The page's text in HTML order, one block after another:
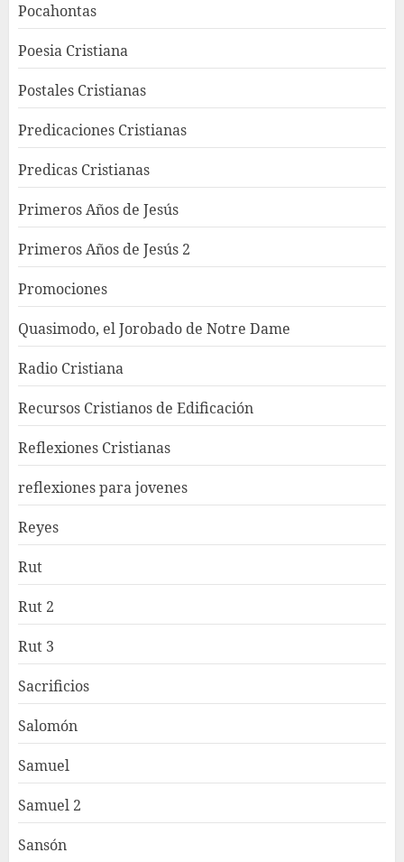
Pocahontas
Poesia Cristiana
Postales Cristianas
Predicaciones Cristianas
Predicas Cristianas
Primeros Años de Jesús
Primeros Años de Jesús 2
Promociones
Quasimodo, el Jorobado de Notre Dame
Radio Cristiana
Recursos Cristianos de Edificación
Reflexiones Cristianas
reflexiones para jovenes
Reyes
Rut
Rut 2
Rut 3
Sacrificios
Salomón
Samuel
Samuel 2
Sansón